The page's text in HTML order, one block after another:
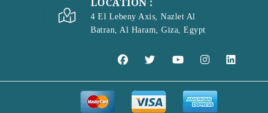
4 El Lebeny Axis, Nazlet Al
Batran, Al Haram, Giza, Egypt